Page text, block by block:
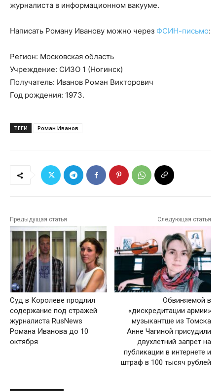
журналиста в информационном вакууме.
Написать Роману Иванову можно через ФСИН-письмо:
Регион: Московская область
Учреждение: СИЗО 1 (Ногинск)
Получатель: Иванов Роман Викторович
Год рождения: 1973.
ТЕГИ Роман Иванов
Предыдущая статья
Суд в Королеве продлил
содержание под стражей
журналиста RusNews
Романа Иванова до 10
октября
Следующая статья
Обвиняемой в
«дискредитации армии»
музыкантше из Томска
Анне Чагиной присудили
двухлетний запрет на
публикации в интернете и
штраф в 100 тысяч рублей